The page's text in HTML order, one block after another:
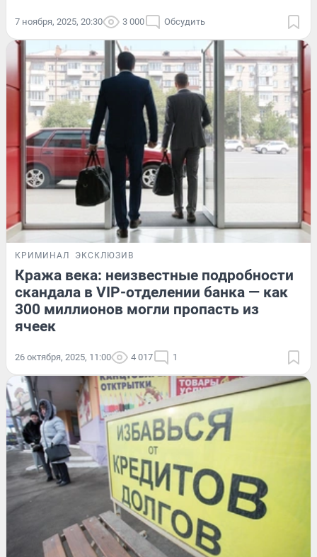
7 ноября, 2025, 20:30 3 000 Обсудить
КРИМИНАЛ ЭКСКЛЮЗИВ
Кража века: неизвестные подробности
скандала в VIP-отделении банка — как
300 миллионов могли пропасть из
ячеек
26 октября, 2025, 11:00 4 017 1